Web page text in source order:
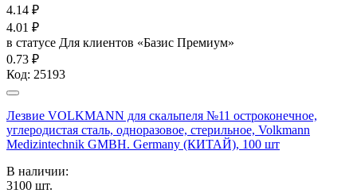
4.14 ₽
4.01 ₽
в статусе Для клиентов «Базис Премиум»
0.73 ₽
Код: 25193
Лезвие VOLKMANN для скальпеля №11 остроконечное,
углеродистая сталь, одноразовое, стерильное, Volkmann
Medizintechnik GMBH. Germany (КИТАЙ), 100 шт
В наличии:
3100 шт.